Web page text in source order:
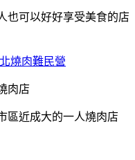
也可以好好享受美食的店
燒肉難民營
肉店
區近成大的一人燒肉店